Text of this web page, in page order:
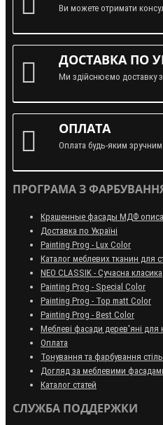
Ви можете отримати
ДОСТАВКА ПО
Ми здійснюємо доставку
ОПЛАТА
Оплата будь-яким
ПРОГРАМА З
Крашенные фасады МДФ
Доставка по Україні
Painting Prog - Lux Color
Каталог меблевих тканин для
NEO CLASSIK - Сучасна класика
Painting Prog - Special Color
Painting Prog - Top matt Color
Painting Prog - Best Color
Меблеві фасади дерев'яні для
Оплата
Тонування та фарбування
Догляд за меблевими
Каталог статей
СЛУЖБА ПОДДЕРЖКИ